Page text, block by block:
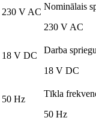
230 V AC
Nominālais
230 V AC
18 V DC
Darba
18 V DC
50 Hz
Tīkla
50 Hz